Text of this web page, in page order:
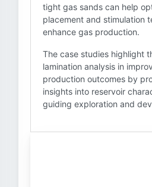
tight gas sands can help
placement and stimulation
enhance gas production.
The case studies highlight
lamination analysis in
production outcomes by
insights into reservoir
guiding exploration and